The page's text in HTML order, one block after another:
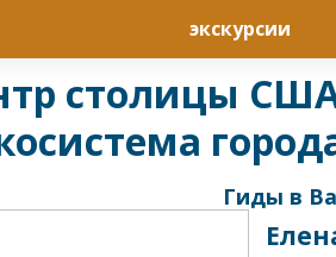
экскурсии
столицы
Гиды в